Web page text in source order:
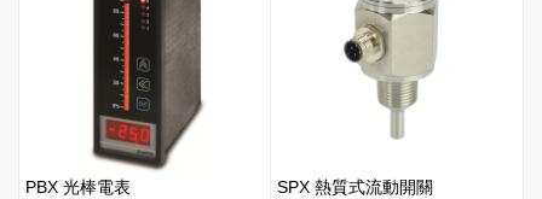
PBX 光棒電表 SPX 熱質式流動開關